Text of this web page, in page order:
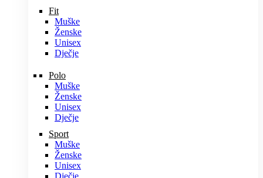
Fit
Muške
Ženske
Unisex
Dječje
Polo
Muške
Ženske
Unisex
Dječje
Sport
Muške
Ženske
Unisex
Dječje